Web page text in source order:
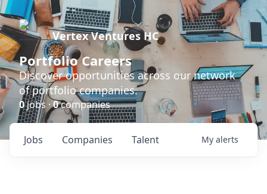
Vertex Ventures HC
Portfolio Careers
Discover opportunities across our network
of portfolio companies.
0jobs ·0companies
Jobs Companies Talent My alerts